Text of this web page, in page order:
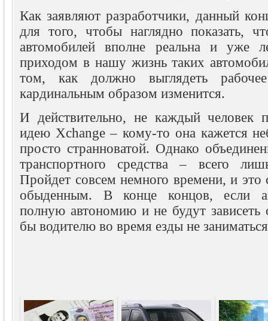
Как заявляют разработчики, данный
для того, чтобы наглядно показать,
автомобилей вполне реальна и уже
приходом в нашу жизнь таких
том, как должно выглядеть
кардинальным образом изменится.
И действительно, не каждый человек
идею Xchange – кому-то она кажется
просто странноватой. Однако
транспортного средства – всего
Пройдет совсем немного времени, и
обыденным. В конце концов, если
полную автономию и не будут зависеть
бы водителю во время езды не